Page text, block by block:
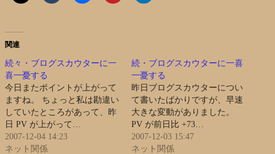
関連
続々・ブログスカウターに一
喜一憂する
今日またポイントが上がって
ますね。 ちょっと私は勘違い
していたところがあって、昨
日 PV が上がって…
2007-12-04 14:23
ネット関係
続・ブログスカウターに一喜
一憂する
昨日ブログスカウターについ
て書いたばかりですが、早速
大きな変動がありました。
PV が前日比 +73…
2007-12-03 15:47
ネット関係